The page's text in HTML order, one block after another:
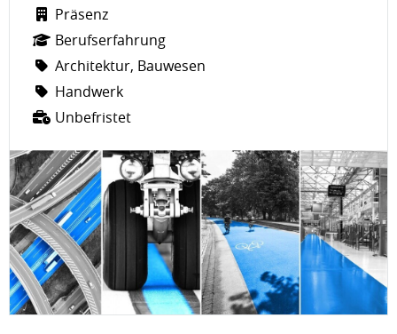
Präsenz
Berufserfahrung
Architektur, Bauwesen
Handwerk
Unbefristet